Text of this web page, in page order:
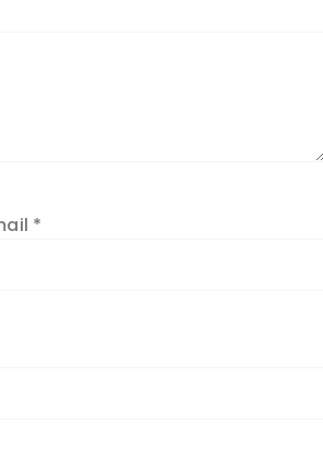
*